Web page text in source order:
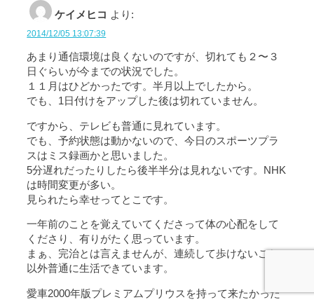
ケイメヒコ より:
2014/12/05 13:07:39
あまり通信環境は良くないのですが、切れても２〜３
日ぐらいが今までの状況でした。
１１月はひどかったです。半月以上でしたから。
でも、1日付けをアップした後は切れていません。
ですから、テレビも普通に見れています。
でも、予約状態は動かないので、今日のスポーツプラ
スはミス録画かと思いました。
5分遅れだったりしたら後半半分は見れないです。NHK
は時間変更が多い。
見られたら幸せってとこです。
一年前のことを覚えていてくださって体の心配をして
くださり、有りがたく思っています。
まぁ、完治とは言えませんが、連続して歩けないこと
以外普通に生活できています。
愛車2000年版プレミアムプリウスを持って来たかった